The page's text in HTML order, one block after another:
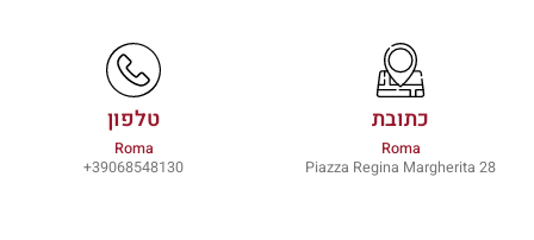
כתובת
Roma
Piazza Regina Margherita 28
טלפון
Roma
39068548130+